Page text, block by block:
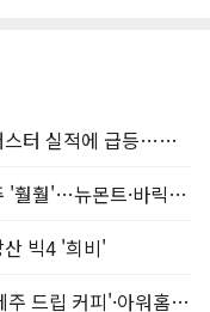
[美증시 특징주] 일라이릴리, 블록버스터 실적에 급등…마운자로 매출 폭발
[美증시 특징주] 금값 급등에 광산주 '훨훨'…뉴몬트·바릭마이닝 주도
빅4 '희비'
[오늘의 언박싱] 오뚜기 '제주담음 제주 드립 커피'·아워홈 ‘갓석박지’ 外